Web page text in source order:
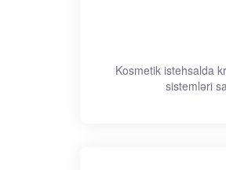
Kosmetik istehsalda
sistemləri